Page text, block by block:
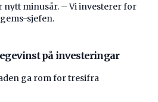
nytt minusår. – Vi investerer for
sjefen.
på investeringar
ga rom for tresifra